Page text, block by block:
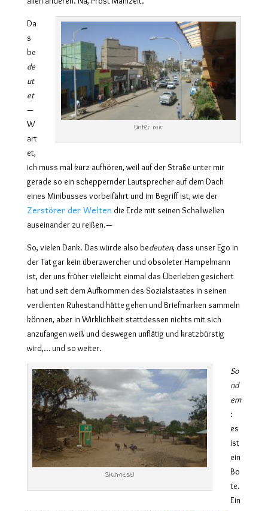
Unter mir
Da
s
be
de
ut
et
—
W
art
et,
ich muss mal kurz aufhören, weil auf der Straße unter mir
gerade so ein scheppernder Lautsprecher auf dem Dach
eines Minibusses vorbeifährt und im Begriff ist, wie der
Zerstörer der Welten die Erde mit seinen Schallwellen
auseinander zu reißen.—
So, vielen Dank. Das würde also bedeuten, dass unser Ego in
der Tat gar kein überzwercher und obsoleter Hampelmann
ist, der uns früher vielleicht einmal das Überleben gesichert
hat und seit dem Aufkommen des Sozialstaates in seinen
verdienten Ruhestand hätte gehen und Briefmarken sammeln
können, aber in Wirklichkeit stattdessen nichts mit sich
anzufangen weiß und deswegen unflätig und kratzbürstig
wird,… und so weiter.
Sturmesel
So
nd
ern
:
es
ist
ein
Bo
te.
Ein